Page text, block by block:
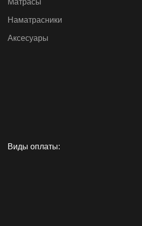
Матрасы
Наматрасники
Аксесуары
Виды оплаты: